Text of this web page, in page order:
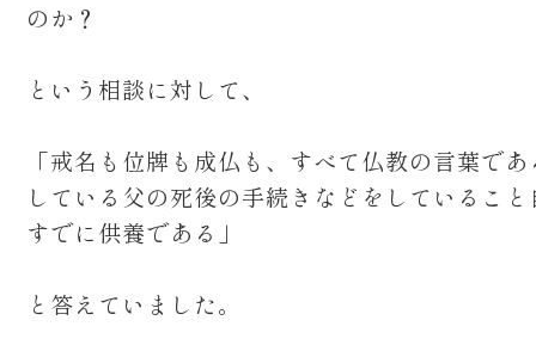
のか？
という相談に対して、
「戒名も位牌も成仏も、すべて仏教の言葉で
している父の死後の手続きなどをしているこ
すでに供養である」
と答えていました。